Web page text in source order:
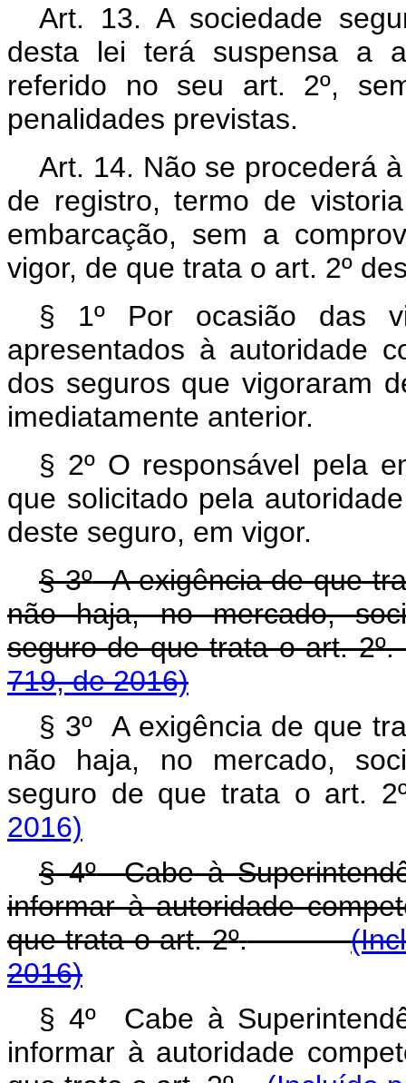
Art. 13. A sociedade
desta lei terá suspensa a
referido no seu art. 2º,
penalidades previstas.
Art. 14. Não se procederá
de registro, termo de
embarcação, sem a
vigor, de que trata o art. 2º
§ 1º Por ocasião das
apresentados à autoridade
dos seguros que vigoraram
imediatamente anterior.
§ 2º O responsável pela
que solicitado pela
deste seguro, em vigor.
§ 3ºA exigência de que
não haja, no mercado,
seguro de que trata o art. 2º
719, de 2016)
§ 3º A exigência de que
não haja, no mercado,
seguro de que trata o art.
2016)
§ 4ºCabe à
informar à autoridade
que trata o art. 2º.
2016)
§ 4º Cabe à
informar à autoridade